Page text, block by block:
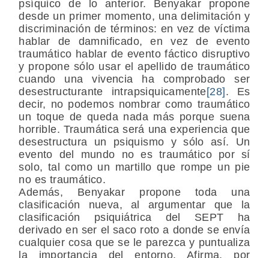
psíquico de lo anterior. Benyakar propone
desde un primer momento, una delimitación y
discriminación de términos: en vez de víctima
hablar de damnificado, en vez de evento
traumático hablar de evento fáctico disruptivo
y propone sólo usar el apellido de traumático
cuando una vivencia ha comprobado ser
desestructurante intrapsiquicamente[28]. Es
decir, no podemos nombrar como traumático
un toque de queda nada más porque suena
horrible. Traumática será una experiencia que
desestructura un psiquismo y sólo así. Un
evento del mundo no es traumático por sí
solo, tal como un martillo que rompe un pie
no es traumático.
Además, Benyakar propone toda una
clasificación nueva, al argumentar que la
clasificación psiquiátrica del SEPT ha
derivado en ser el saco roto a donde se envía
cualquier cosa que se le parezca y puntualiza
la importancia del entorno. Afirma, por